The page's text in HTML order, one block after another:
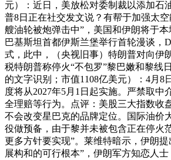
元）：近日，美放松对委制裁以添加石
普8日正在社交发文说？有帮于加强太
艘油轮被炮弹击中”，美国和伊朗将于
巴基斯坦首都伊斯兰堡举行首轮漫谈，
式，此中，（央视旧事）特朗普对向伊
税特朗普称停火“不包罗”黎巴嫩和黎线
的文字识别；市值1108亿美元）：4月8
度将从2027年5月1日起实施。严禁取中
全理赔等行为。点评：美股三大指数收
不会改变星巴克的品牌定位。国际油价
役做预备，由于黎并未被包含正在停火
更多方针要实现”。莱维特暗示，伊朗提
展构和的可行根本”，伊朗军方知恋人士